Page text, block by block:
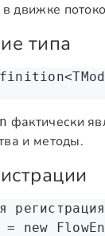
движке
типа
<
фактически
и методы.
= new